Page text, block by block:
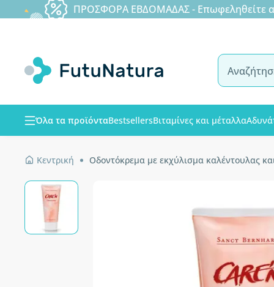
ΠΡΟΣΦΟΡΑ ΕΒΔΟΜΑΔΑΣ - Επωφεληθείτε
Όλα τα προϊόνταBestsellersΒιταμίνες και μέταλλα
Κεντρική Οδοντόκρεμα με εκχύλισμα καλέντουλας